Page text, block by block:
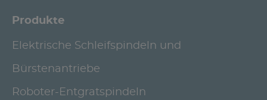
Produkte
Elektrische Schleifspindeln und
Bürstenantriebe
Roboter-Entgratspindeln